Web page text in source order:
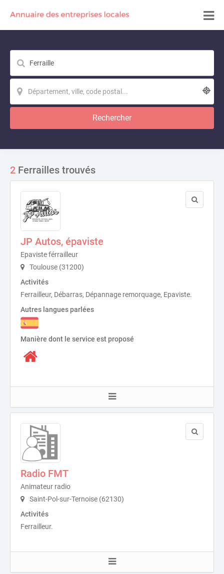
Rechercher
2 Ferrailles trouvés
JP Autos, épaviste
Epaviste férrailleur
Toulouse (31200)
Activités
Ferrailleur, Débarras, Dépannage remorquage, Epaviste.
Autres langues parlées
Manière dont le service est proposé
Radio FMT
Animateur radio
Saint-Pol-sur-Ternoise (62130)
Activités
Ferrailleur.